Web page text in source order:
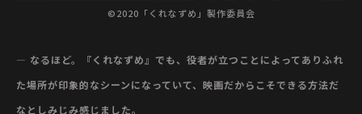
©2020「くれなずめ」製作委員会
— なるほど。『くれなずめ』でも、役者が立つことによってありふれ
た場所が印象的なシーンになっていて、映画だからこそできる方法だ
なとしみじみ感じました。